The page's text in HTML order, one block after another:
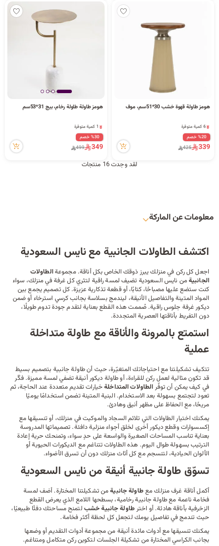
هومز طاولة قهوة خشب 30*51سم، موف
6 كمية متوفرة
6 كمية متوفرة
48 مشاهدة مؤخراً%20 خصم
339
425
هومز طاولة طاولة رخام، بيج 31*53سم
1 كمية متوفرة
1 كمية متوفرة
30 مشاهدة مؤخراً%30 خصم
349
499
لقد وجدت 16 منتجات
معلومات عن الماركة
اكتشف الطاولات الجانبية مع نايس السعودية
اجعل كل ركن في منزلك يبرز ذوقك الخاص بكل أناقة. مجموعةالطاولات
الجانبيةمن نايس السعودية تضيف لمسة راقية لتثري كل غرفة في منزلك، سواء
كنت ستضع عليها مصباحًا، كتابًا، أو قطعة تذكارية عزيزة. كل تصميم يجمع بين
المواد المتينة والتفاصيل الأنيقة، ليندمج بسلاسة بجانبكرسي استرخاءأو ضمن
ديكورغرفة جلوس راقية. صُممت هذه القطع بعناية لتقدم جودة تدوم طويلًا،
دون التفريط بأناقتها العصرية المتجددة.
استمتع بالمرونة والأناقة مع طاولة متداخلة
عملية
تتكيف تشكيلتنا مع احتياجاتك المتغيّرة، حيث أن طاولة جانبية بتصميم بسيط
قد تكون مثالية لعمل ركن للقراءة، أو طاولة ديكور أنيقة تضفي لمسة مميزة. فكّر
في كيف يمكن أن توفّرالطاولات المتداخلةخيارات تقديم متعددة عند الحاجة، ثم
تعود لتجتمع بسهولة بعد الاستخدام. البنية المتينة تضمن استخدامًا يوميًا
مريحًا، مع الحفاظ على مظهر أنيق وهادئ.
يمكنك اختيار الطاولات التي تلائمالسجادوالموكيت في منزلك، أو تنسيقها مع
إكسسوارات وقطع ديكور أخرى لخلق أجواء منزلية دافئة. تصميماتها المدروسة
بعناية تناسب المساحات الصغيرة والواسعة على حدٍ سواء، وتمنحك حرية إعادة
الترتيب بسهولة طوال اليوم. هذه الطاولات تتناغم مع الديكورات الحيوية أو
الألوان الحيادية، لتنسجم مع كل أثاث منزلك دون أن تسرق الأضواء.
تسوّق طاولة جانبية أنيقة من نايس السعودية
أكمل أناقة غرف منزلك معطاولة جانبيةمن تشكيلتنا المختارة. أضف لمسة
فخامة ناعمة مع طاولة جانبية رخامية، بسطحها اللامع الذي يعرض القطع
الزخرفية بأناقة هادئة. أو اخترطاولة جانبية خشبلتمنح مساحتك دفئًا طبيعيًا،
حيث تندمج في تفاصيل يومك لتجعل كل لحظة أكثر فخامة.
يمكنك تنسيقها معأدوات مائدةأنيقة من مجموعة أدوات التقديم أو وضعها
بجانبالكراسيالمختارة من تشكيلة الجلسات لتكوين ركن متكامل ومتناغم.